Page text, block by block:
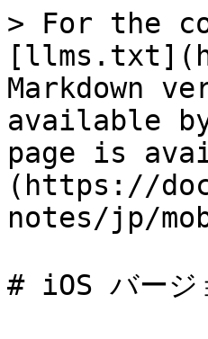
> For the
Markdown
available
page is
(https://
notes/jp/
# iOS バー